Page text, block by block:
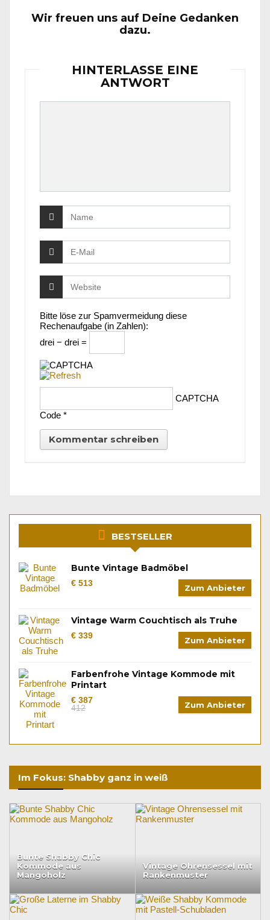
Wir freuen uns auf Deine Gedanken
dazu.
HINTERLASSE EINE
ANTWORT
Bitte löse zur Spamvermeidung diese
Rechenaufgabe (in Zahlen):
drei − drei =
CAPTCHA
Code *
BESTSELLER
Bunte Vintage Badmöbel
€ 513 Zum Anbieter
Vintage Warm Couchtisch als Truhe
€ 339 Zum Anbieter
Farbenfrohe Vintage Kommode mit
Printart
€ 387
412
Zum Anbieter
Im Fokus: Shabby ganz in weiß
Bunte Shabby Chic
Kommode aus
Mangoholz
Vintage Ohrensessel mit
Rankenmuster